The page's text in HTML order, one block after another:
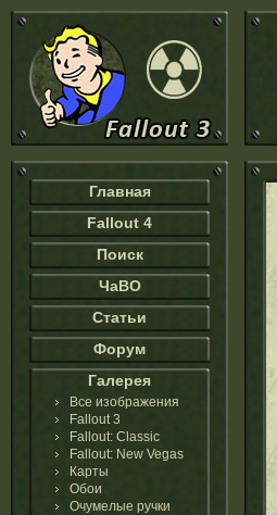
Главная
Fallout 4
Поиск
ЧаВО
Статьи
Форум
Галерея
Все изображения
Fallout 3
Fallout: Classic
Fallout: New Vegas
Карты
Обои
Очумелые ручки